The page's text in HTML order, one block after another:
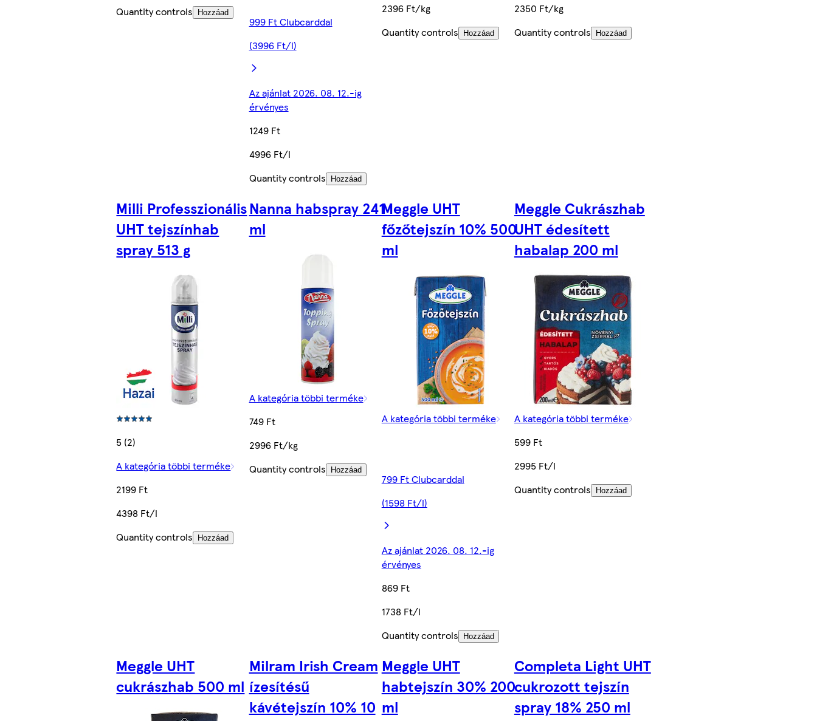
Quantity controls
Hozzáad
999 Ft Clubcarddal
(3996 Ft/l)
Az ajánlat 2026. 08. 12.-ig
érvényes
1249 Ft
4996 Ft/l
Quantity controls
Hozzáad
2396 Ft/kg
Quantity controls
Hozzáad
2350 Ft/kg
Quantity controls
Hozzáad
Milli Professzionális
UHT tejszínhab
spray 513 g
5 (2)
A kategória többi terméke
2199 Ft
4398 Ft/l
Quantity controls Hozzáad
Nanna habspray 241
ml
A kategória többi terméke
749 Ft
2996 Ft/kg
Quantity controls
Hozzáad
Meggle UHT
főzőtejszín 10% 500
ml
A kategória többi terméke
799 Ft Clubcarddal
(1598 Ft/l)
Az ajánlat 2026. 08. 12.-ig
érvényes
869 Ft
1738 Ft/l
Quantity controls
Hozzáad
Meggle Cukrászhab
UHT édesített
habalap 200 ml
A kategória többi terméke
599 Ft
2995 Ft/l
Quantity controls
Hozzáad
Meggle UHT
cukrászhab 500 ml
Milram Irish Cream
ízesítésű
kávétejszín 10% 10
Meggle UHT
habtejszín 30% 200
ml
Completa Light UHT
cukrozott tejszín
spray 18% 250 ml